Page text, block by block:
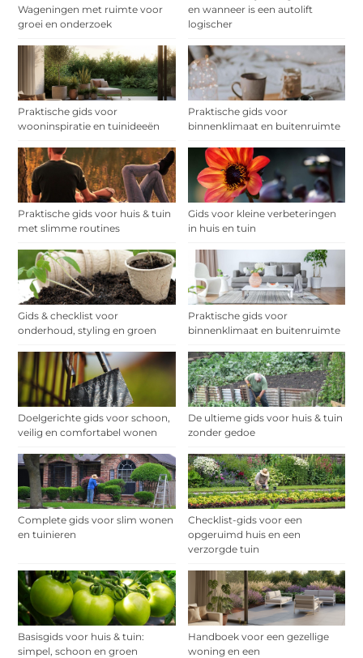
Wageningen met ruimte voor
groei en onderzoek
en wanneer is een autolift
logischer
Praktische gids voor
wooninspiratie en tuinideeën
Praktische gids voor
binnenklimaat en buitenruimte
Praktische gids voor huis & tuin
met slimme routines
Gids voor kleine verbeteringen
in huis en tuin
Gids & checklist voor
onderhoud, styling en groen
Praktische gids voor
binnenklimaat en buitenruimte
Doelgerichte gids voor schoon,
veilig en comfortabel wonen
De ultieme gids voor huis & tuin
zonder gedoe
Complete gids voor slim wonen
en tuinieren
Checklist-gids voor een
opgeruimd huis en een
verzorgde tuin
Basisgids voor huis & tuin:
simpel, schoon en groen
Handboek voor een gezellige
woning en een